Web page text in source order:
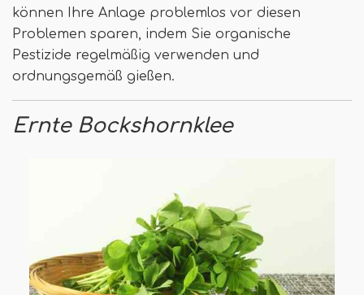
können Ihre Anlage problemlos vor diesen
Problemen sparen, indem Sie organische
Pestizide regelmäßig verwenden und
ordnungsgemäß gießen.
Ernte Bockshornklee